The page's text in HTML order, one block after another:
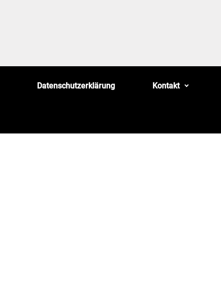
Datenschutzerklärung Kontakt